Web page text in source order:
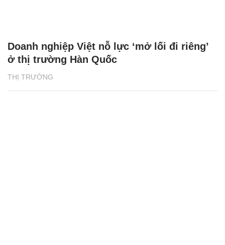
THỊ TRƯỜNG
Doanh nghiệp Việt nỗ lực ‘mở lối đi riêng’
ở thị trường Hàn Quốc